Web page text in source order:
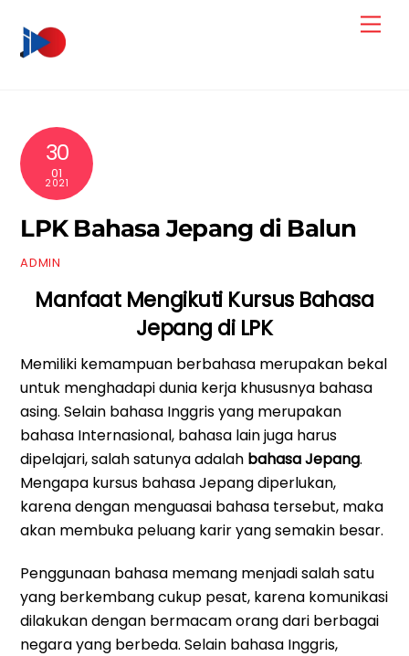
content
30
01
2021
LPK Bahasa Jepang di Balun
ADMIN
Manfaat Mengikuti Kursus Bahasa
Jepang di LPK
Memiliki kemampuan berbahasa merupakan bekal
untuk menghadapi dunia kerja khususnya bahasa
asing. Selain bahasa Inggris yang merupakan
bahasa Internasional, bahasa lain juga harus
dipelajari, salah satunya adalah bahasa Jepang.
Mengapa kursus bahasa Jepang diperlukan,
karena dengan menguasai bahasa tersebut, maka
akan membuka peluang karir yang semakin besar.
Penggunaan bahasa memang menjadi salah satu
yang berkembang cukup pesat, karena komunikasi
dilakukan dengan bermacam orang dari berbagai
negara yang berbeda. Selain bahasa Inggris,